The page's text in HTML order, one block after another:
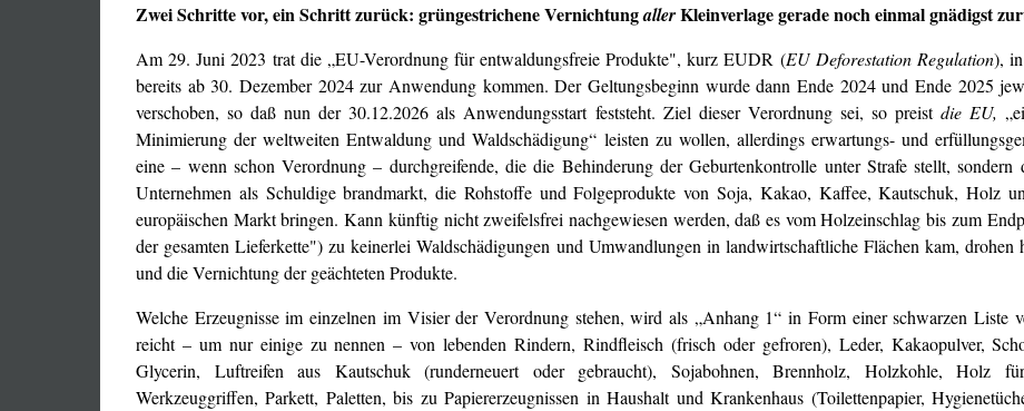
Zwei Schritte vor, ein Schritt zurück: grüngestrichene VernichtungallerKleinverlage gerade noch einmal gnädigst
Am 29. Juni 2023 trat die „EU-Verordnung für entwaldungsfreie Produkte", kurz EUDR (EU Deforestation Regulation),
bereits ab 30. Dezember 2024 zur Anwendung kommen. Der Geltungsbeginn wurde dann Ende 2024 und Ende 2025
verschoben, so daß nun der 30.12.2026 als Anwendungsstart feststeht. Ziel dieser Verordnung sei, so preistdie EU,
Minimierung der weltweiten Entwaldung und Waldschädigung“ leisten zu wollen, allerdings erwartungs- und
eine – wenn schon Verordnung – durchgreifende, die die Behinderung der Geburtenkontrolle unter Strafe stellt, sondern
Unternehmen als Schuldige brandmarkt, die Rohstoffe und Folgeprodukte von Soja, Kakao, Kaffee, Kautschuk, Holz
europäischen Markt bringen. Kann künftig nicht zweifelsfrei nachgewiesen werden, daß es vom Holzeinschlag bis zum
der gesamten Lieferkette") zu keinerlei Waldschädigungen und Umwandlungen in landwirtschaftliche Flächen kam, drohen
und die Vernichtung der geächteten Produkte.
Welche Erzeugnisse im einzelnen im Visier der Verordnung stehen, wird als „Anhang 1“ in Form einer schwarzen Liste
reicht – um nur einige zu nennen – von lebenden Rindern, Rindfleisch (frisch oder gefroren), Leder, Kakaopulver,
Glycerin, Luftreifen aus Kautschuk (runderneuert oder gebraucht), Sojabohnen, Brennholz, Holzkohle, Holz für
Werkzeuggriffen, Parkett, Paletten, bis zu Papiererzeugnissen in Haushalt und Krankenhaus (Toilettenpapier,